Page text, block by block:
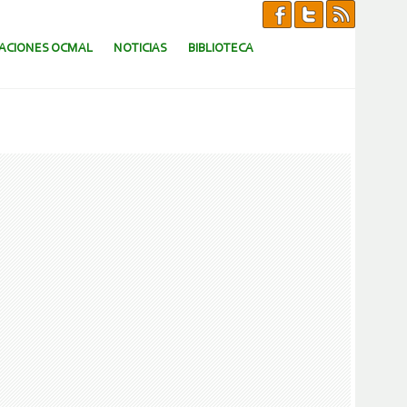
OCMAL NOTICIAS BIBLIOTECA